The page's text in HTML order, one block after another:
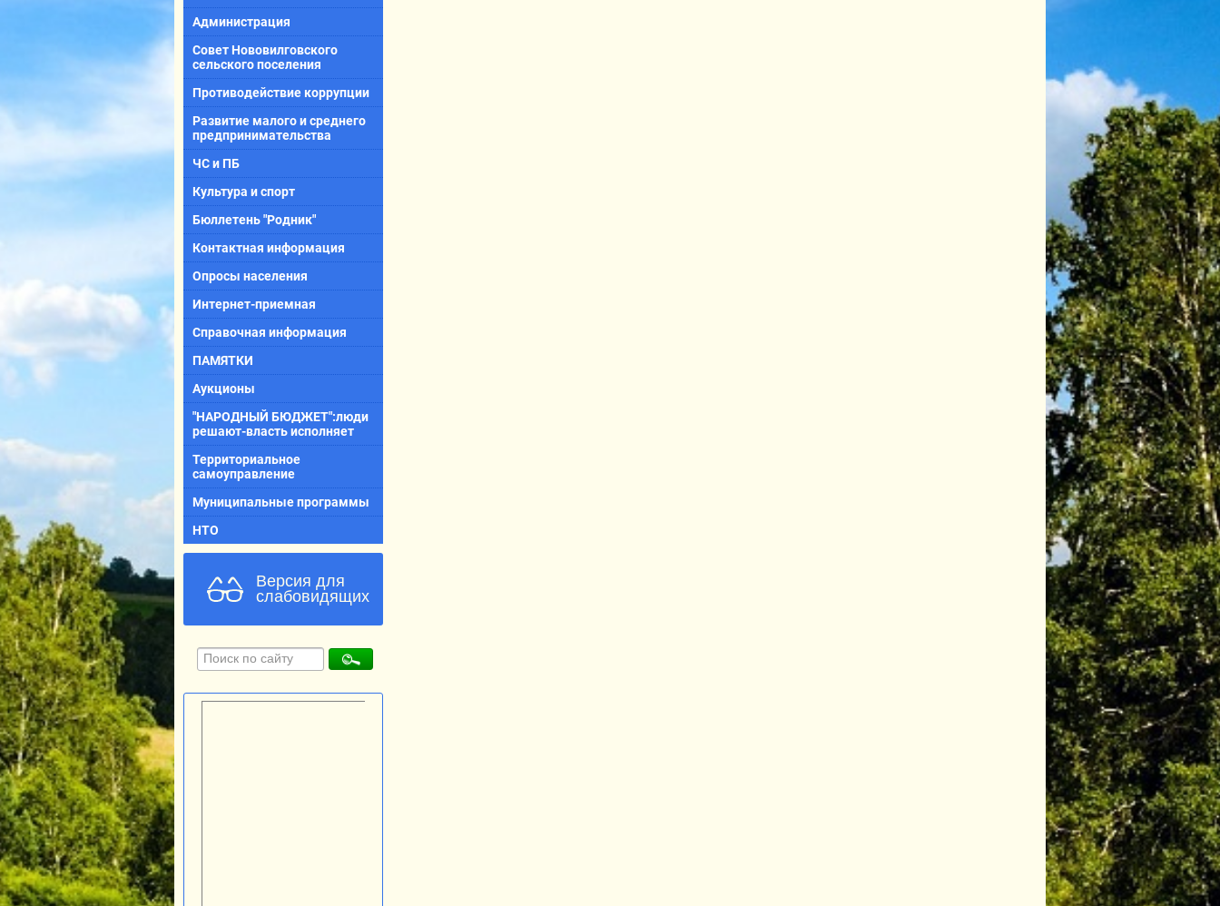
Администрация
Совет Нововилговского
сельского поселения
Противодействие коррупции
Развитие малого и среднего
предпринимательства
ЧС и ПБ
Культура и спорт
Бюллетень "Родник"
Контактная информация
Опросы населения
Интернет-приемная
Справочная информация
ПАМЯТКИ
Аукционы
"НАРОДНЫЙ БЮДЖЕТ":люди
решают-власть исполняет
Территориальное
самоуправление
Муниципальные программы
НТО
Версия для
слабовидящих